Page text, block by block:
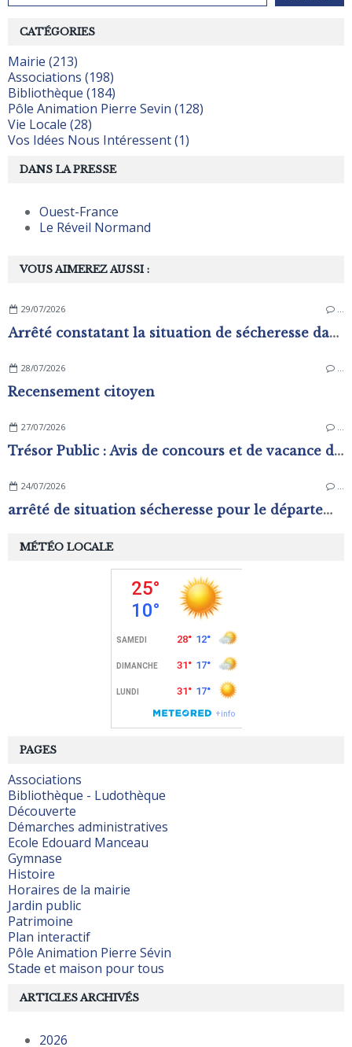
VOUS AIMEREZ AUSSI :
29/07/2026 …
Arrêté constatant la situation de sécheresse dans les zones d'alerte du département de L'Orne
28/07/2026 …
Recensement citoyen
27/07/2026 …
Trésor Public : Avis de concours et de vacance d'emplois
24/07/2026 …
arrêté de situation sécheresse pour le département de l'Orne.
PAGES
Associations
Bibliothèque - Ludothèque
Découverte
Démarches administratives
Ecole Edouard Manceau
Gymnase
Histoire
Horaires de la mairie
Jardin public
Patrimoine
Plan interactif
Pôle Animation Pierre Sévin
Stade et maison pour tous
CATÉGORIES
Mairie (213)
Associations (198)
Bibliothèque (184)
Pôle Animation Pierre Sevin (128)
Vie Locale (28)
Vos Idées Nous Intéressent (1)
MÉTÉO LOCALE
DANS LA PRESSE
Ouest-France
Le Réveil Normand
ARTICLES ARCHIVÉS
2026